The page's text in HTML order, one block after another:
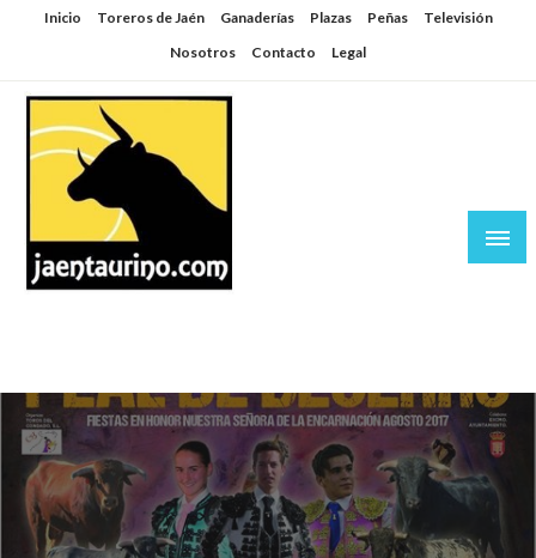
SaltarInicio Toreros de Jaén Ganaderías Plazas Peñas
Televisión
Nosotros
Contacto Legal